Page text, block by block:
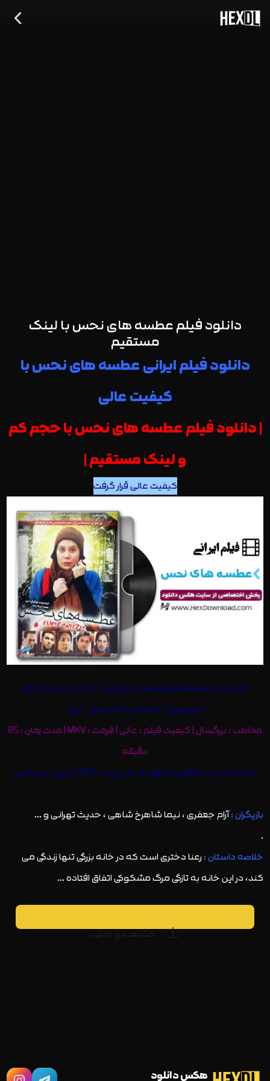
دانلود فیلم عطسه های نحس با لینک
مستقیم
دانلود فیلم ایرانی عطسه های نحس با
کیفیت عالی
| دانلود فیلم عطسه های نحس با حجم کم
و لینک مستقیم |
کیفیت عالی قرار گرفت
نام فیلم :عطسه های نحس| کارگردان : محمد خراط زاده | ژانر
(موضوع) : اجتماعی | محصول : ایران
مخاطب : بزرگسال | کیفیت فیلم : عالی | فرمت : MKV | مدت زمان : 85
دقیقه
منتشر کننده :هکس دانلود| سال تولید : 1390 | نوع : سینمایی
بازیگران :آرام جعفری ، نیما شاهرخ شاهی ، حدیث تهرانی و …
.
خلاصه داستان :رعنا دختری است که در خانه بزرگی تنها زندگی می
کند، در این خانه به تازگی مرگ مشکوکی اتفاق افتاده …
مشاهده و دانلود
هکس دانلود